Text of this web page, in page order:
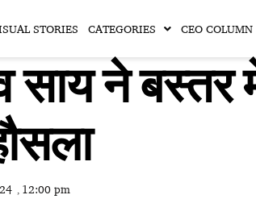
STORIES CATEGORIES CEO COLUMN
ने बस्तर
, 12:00 pm